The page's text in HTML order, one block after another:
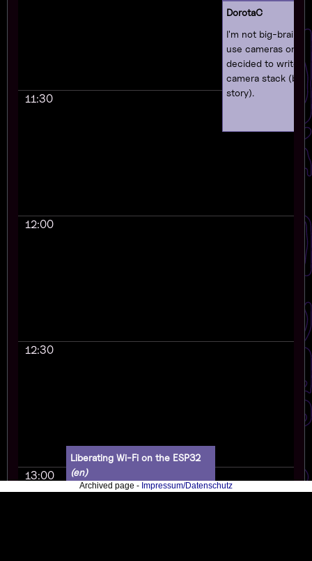
11:30
12:00
12:30
13:00
Liberating Wi-Fi on the ESP32
(en)
Frostie314159, Jasper Devreker
DorotaC
I'm not big-
use cameras on
decided to write
camera stack
story).
Archived page - Impressum/Datenschutz